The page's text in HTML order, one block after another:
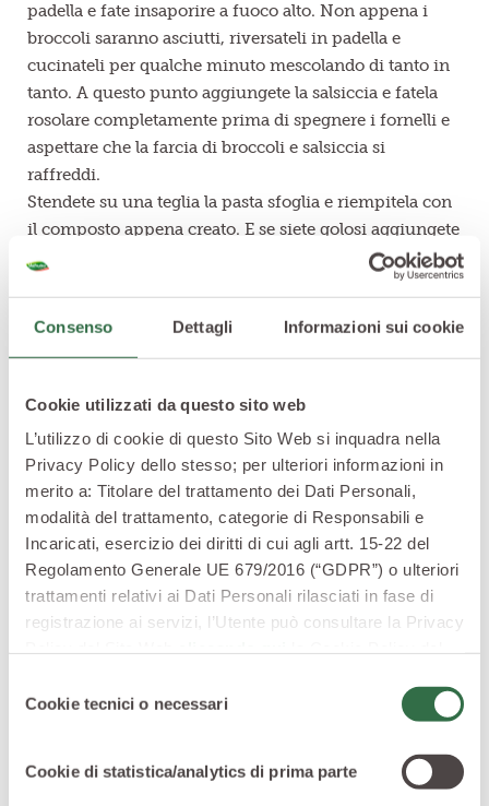
Consenso Dettagli Informazioni sui cookie
Cookie utilizzati da questo sito web
L’utilizzo di cookie di questo Sito Web si inquadra nella
Privacy Policy dello stesso; per ulteriori informazioni in
merito a: Titolare del trattamento dei Dati Personali,
modalità del trattamento, categorie di Responsabili e
Incaricati, esercizio dei diritti di cui agli artt. 15-22 del
Regolamento Generale UE 679/2016 (“GDPR”) o ulteriori
trattamenti relativi ai Dati Personali rilasciati in fase di
registrazione ai servizi, l’Utente può consultare la Privacy
specifiche per i servizi forniti tramite il Sito Web.
delCookie tecnici o necessari
Cookie di statistica/analytics di prima parte
padella e fate insaporire a fuoco alto. Non appena i
broccoli saranno asciutti, riversateli in padella e
cucinateli per qualche minuto mescolando di tanto in
tanto. A questo punto aggiungete la salsiccia e fatela
rosolare completamente prima di spegnere i fornelli e
aspettare che la farcia di broccoli e salsiccia si
raffreddi.
Stendete su una teglia la pasta sfoglia e riempitela con
il composto appena creato. E se siete golosi aggiungete
pure qualche fetta di scamorza.
Infornate per circa 20 minuti a 180 °C, ed il gioco è
Broccoli gratinati perfetti? Ecco il
La ricetta dei broccoli gratinati è molto apprezzata ma